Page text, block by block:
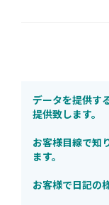
データを提供す
提供致します。
お客様目線で知
ます。
お客様で日記の